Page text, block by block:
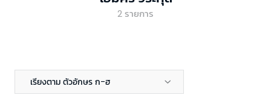
2รายการ
เรียงตาม ตัวอักษร ก-ฮ